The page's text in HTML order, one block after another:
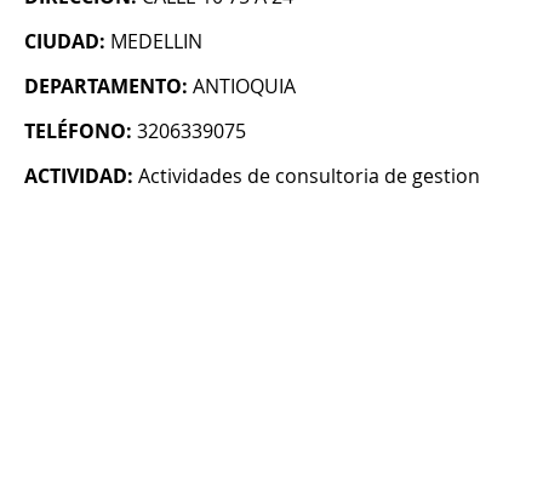
CIUDAD: MEDELLIN
DEPARTAMENTO: ANTIOQUIA
TELÉFONO: 3206339075
ACTIVIDAD: Actividades de consultoria de gestion